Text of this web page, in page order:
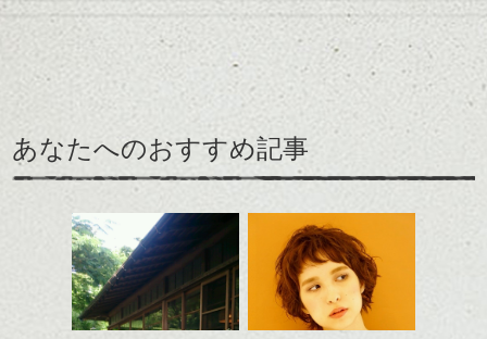
カラーリングとの組み合
わせで質感に変化をつけ
ダークトーンの色味でク
ールに演出するのもおす
すめですよ。
ナチュラルなトーンの色
で柔らかさをプラスする
のも良いですね。
またクセ毛の方は質感調
整のストレートパーマで
ラーで全体にツヤと透明
感をプラスして
質感も綺麗に見せやす
く。
スタイリング方法は全体
をドライした後、
ワックスとオイルを混ぜ
質感をかるくととのえな
がら耳かけアレンジする
のも良い感じです。
これからのスタイルチェ
ェイスラインのデザイン
ですっきりした印象にな
バックを短めにカットし
るのが良い感じです。
をだしやすくスタイリン
グも簡単で良いので朝の
そんなショートカット。
軽めの前髪で透け感を演
出できるので、
この時期とてもおすすめ
ナチュラルなベージュカ
ラーで全体にツヤと透明
感をプラスして
質感も綺麗に見せやす
あなたへのおすすめ記事